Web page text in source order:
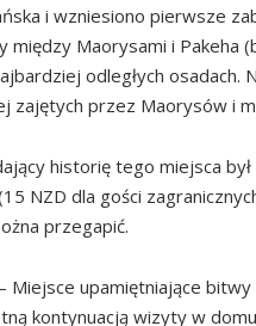
i wzniesiono pierwsze
Maorysami i Pakeha
odległych
zajętych przez Maorysów i
historię tego miejsca
NZD dla gości
przegapić.
Miejsce upamiętniające bitwy
kontynuacją wizyty w